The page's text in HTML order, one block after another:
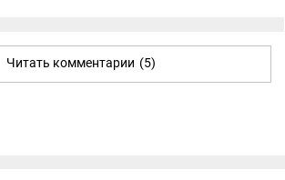
Читать комментарии (5)